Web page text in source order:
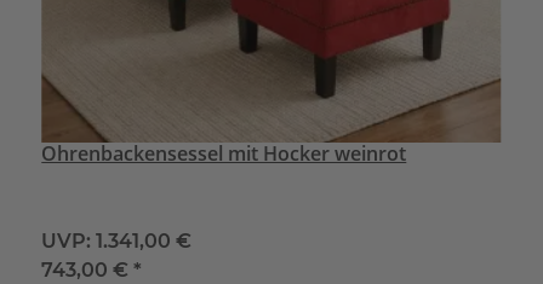
Ohrenbackensessel mit Hocker weinrot
UVP: 1.341,00 €
743,00 €*